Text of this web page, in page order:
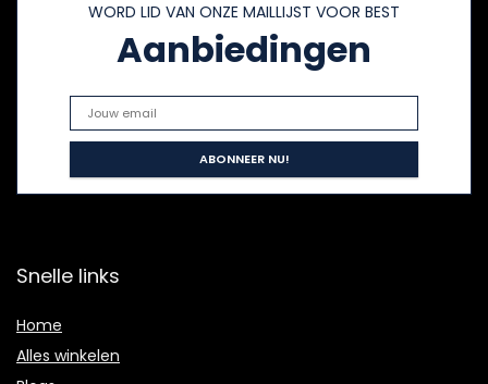
WORD LID VAN ONZE MAILLIJST VOOR BEST
Aanbiedingen
Snelle links
Home
Alles winkelen